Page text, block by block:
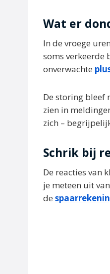
Wat er
In de vroege
soms verkeerde
onverwachte
De storing bleef
zien in
zich –
Schrik bij
De reacties van
je meteen uit
de